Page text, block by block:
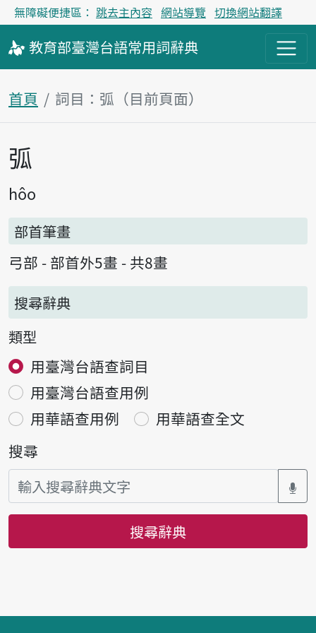
無障礙便捷區： 跳去主內容 網站導覽 切換網站翻譯
教育部臺灣台語常用詞辭典
首頁 詞目：弧（目前頁面）
主內容區塊
弧
hôo
部首筆畫
弓部 - 部首外5畫 - 共8畫
搜尋辭典
類型
用臺灣台語查詞目
用臺灣台語查用例
用華語查用例
用華語查全文
搜尋
搜尋辭典